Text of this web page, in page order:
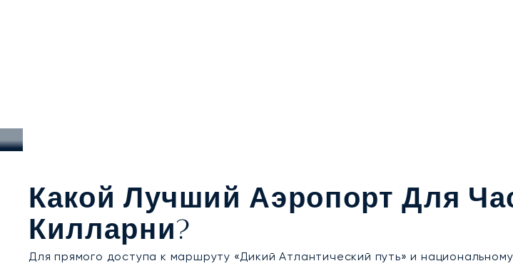
Какой Лучший Аэропорт Для
Килларни?
Для прямого доступа к маршруту «Дикий Атлантический путь» и